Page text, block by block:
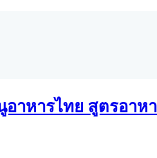
อาหารไทย สูตรอาห